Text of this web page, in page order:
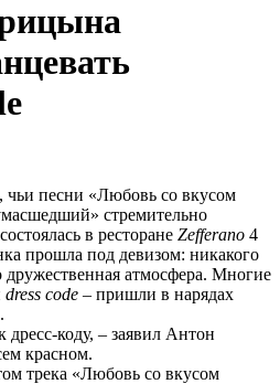
, чьи песни «Любовь со вкусом
стремительно
в ресторане Zefferano 4
прошла под девизом: никакого
атмосфера. Многие
dress code – пришли в нарядах
коду, – заявил Антон
красном.
трека «Любовь со вкусом